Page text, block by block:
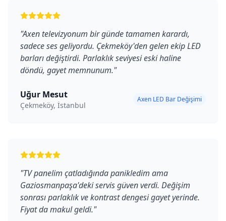
"Axen televizyonum bir günde tamamen karardı,
sadece ses geliyordu. Çekmeköy'den gelen ekip LED
barları değiştirdi. Parlaklık seviyesi eski haline
döndü, gayet memnunum."
Uğur Mesut
Çekmeköy, İstanbul
Axen LED Bar Değişimi
"TV panelim çatladığında panikledim ama
Gaziosmanpaşa'deki servis güven verdi. Değişim
sonrası parlaklık ve kontrast dengesi gayet yerinde.
Fiyat da makul geldi."